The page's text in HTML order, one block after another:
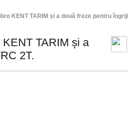
KENT TARIM și a două freze pentru
TARIM și a
2T.